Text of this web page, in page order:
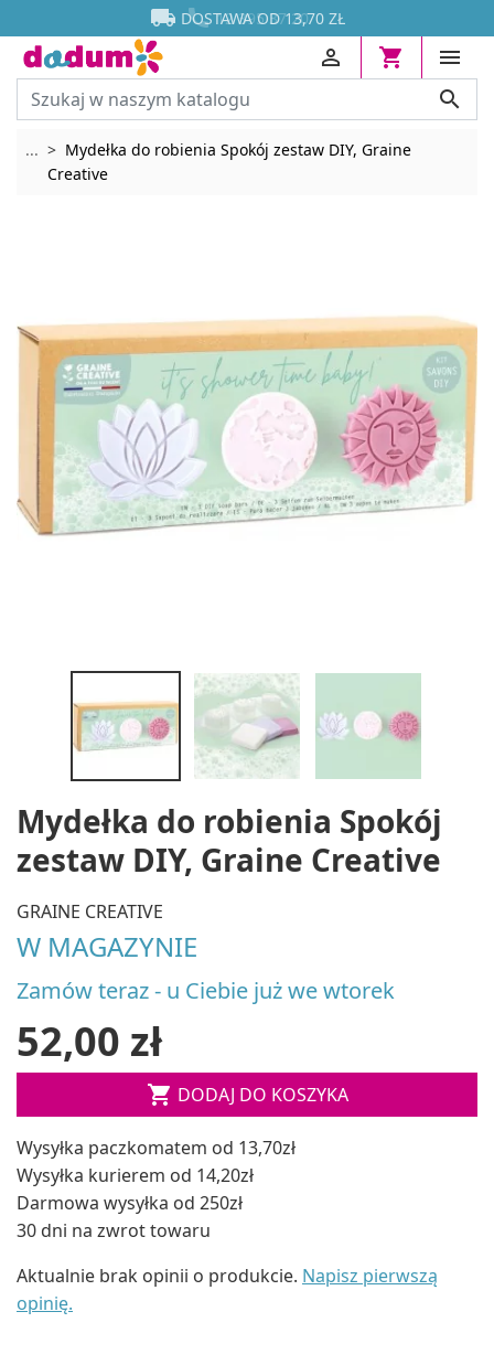

 DOSTAWA OD 13,70 ZŁ






... Rozwiń breadcrumbs
Mydełka do robienia Spokój zestaw DIY, Graine
Creative
Mydełka do robienia Spokój
zestaw DIY, Graine Creative
GRAINE CREATIVE
W MAGAZYNIE
Zamów teraz - u Ciebie już we wtorek
52,00 zł
 DODAJ DO KOSZYKA
Wysyłka paczkomatem od 13,70zł
Wysyłka kurierem od 14,20zł
Darmowa wysyłka od 250zł
30 dni na zwrot towaru
Aktualnie brak opinii o produkcie. Napisz pierwszą
opinię.